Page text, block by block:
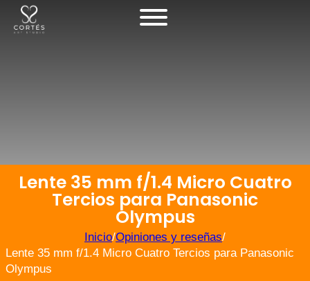
Lente 35 mm f/1.4 Micro Cuatro
Tercios para Panasonic
Olympus
Inicio/Opiniones y reseñas/
Lente 35 mm f/1.4 Micro Cuatro Tercios para Panasonic
Olympus